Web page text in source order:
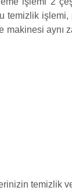
temizlik işlemi,
makinesi aynı
temizlik